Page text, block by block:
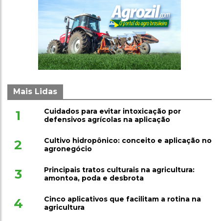
Mais Lidas
Cuidados para evitar intoxicação por
Cultivo hidropônico: conceito e aplicação no
Principais tratos culturais na agricultura:
Cinco aplicativos que facilitam a rotina na